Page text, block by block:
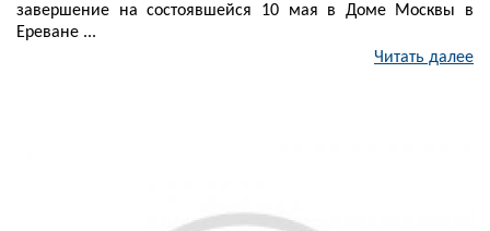
завершение на состоявшейся 10 мая в Доме Москвы в
Ереване ...
Читать далее